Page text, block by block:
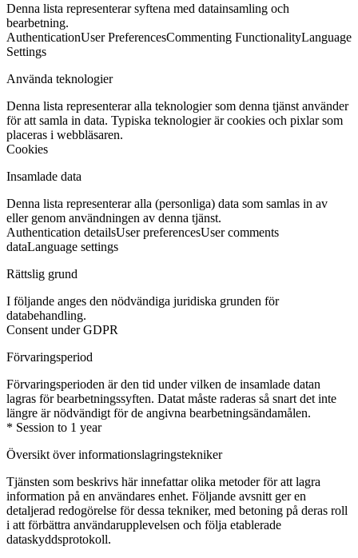
Denna lista representerar syftena med datainsamling och
bearbetning.
AuthenticationUser PreferencesCommenting FunctionalityLanguage
Settings
Använda teknologier
Denna lista representerar alla teknologier som denna tjänst använder
för att samla in data. Typiska teknologier är cookies och pixlar som
placeras i webbläsaren.
Cookies
Insamlade data
Denna lista representerar alla (personliga) data som samlas in av
eller genom användningen av denna tjänst.
Authentication detailsUser preferencesUser comments
dataLanguage settings
Rättslig grund
I följande anges den nödvändiga juridiska grunden för
databehandling.
Consent under GDPR
Förvaringsperiod
Förvaringsperioden är den tid under vilken de insamlade datan
lagras för bearbetningssyften. Datat måste raderas så snart det inte
längre är nödvändigt för de angivna bearbetningsändamålen.
* Session to 1 year
Översikt över informationslagringstekniker
Tjänsten som beskrivs här innefattar olika metoder för att lagra
information på en användares enhet. Följande avsnitt ger en
detaljerad redogörelse för dessa tekniker, med betoning på deras roll
i att förbättra användarupplevelsen och följa etablerade
dataskyddsprotokoll.